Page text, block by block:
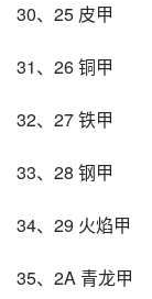
30、25 皮甲
31、26 铜甲
32、27 铁甲
33、28 钢甲
34、29 火焰甲
35、2A 青龙甲